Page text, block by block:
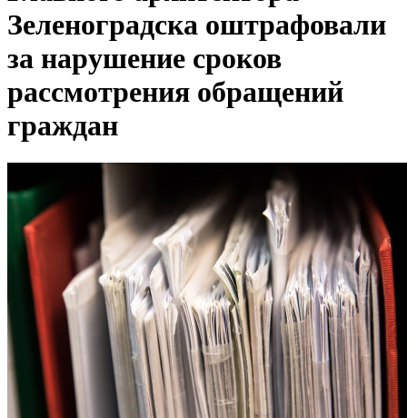
Зеленоградска оштрафовали
за нарушение сроков
рассмотрения обращений
граждан